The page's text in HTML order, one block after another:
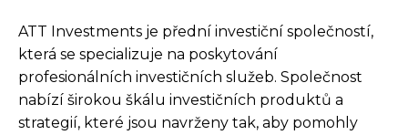
ATT Investments je přední investiční společností,
která se specializuje na poskytování
profesionálních investičních služeb. Společnost
nabízí širokou škálu investičních produktů a
strategií, které jsou navrženy tak, aby pomohly